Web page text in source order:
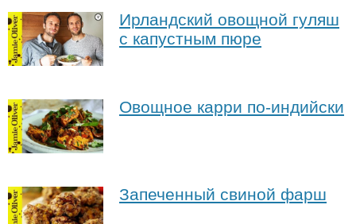
Ирландский овощной гуляш
с капустным пюре
Овощное карри по-индийски
Запеченный свиной фарш